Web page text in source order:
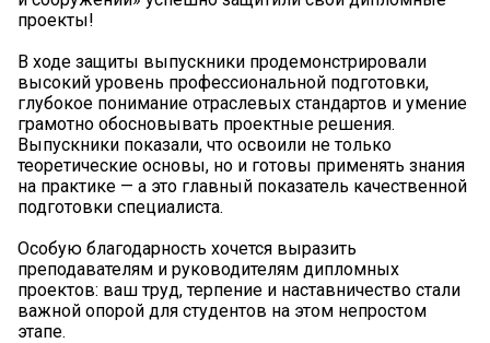
проекты!
В ходе защиты выпускники продемонстрировали
высокий уровень профессиональной подготовки,
глубокое понимание отраслевых стандартов и умение
грамотно обосновывать проектные решения.
Выпускники показали, что освоили не только
теоретические основы, но и готовы применять знания
на практике — а это главный показатель качественной
подготовки специалиста.
Особую благодарность хочется выразить
преподавателям и руководителям дипломных
проектов: ваш труд, терпение и наставничество стали
важной опорой для студентов на этом непростом
этапе.